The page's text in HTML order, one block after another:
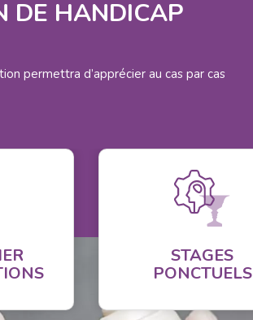
DE HANDICAP
permettra d’apprécier au cas par cas
STAGES
PONCTUELS